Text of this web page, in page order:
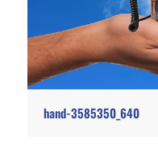
hand-3585350_640